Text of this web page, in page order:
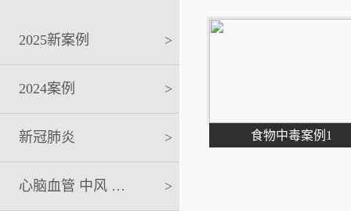
2025新案例 >
2024案例 >
新冠肺炎 >
心脑血管 中风 急救 >
食物中毒案例1